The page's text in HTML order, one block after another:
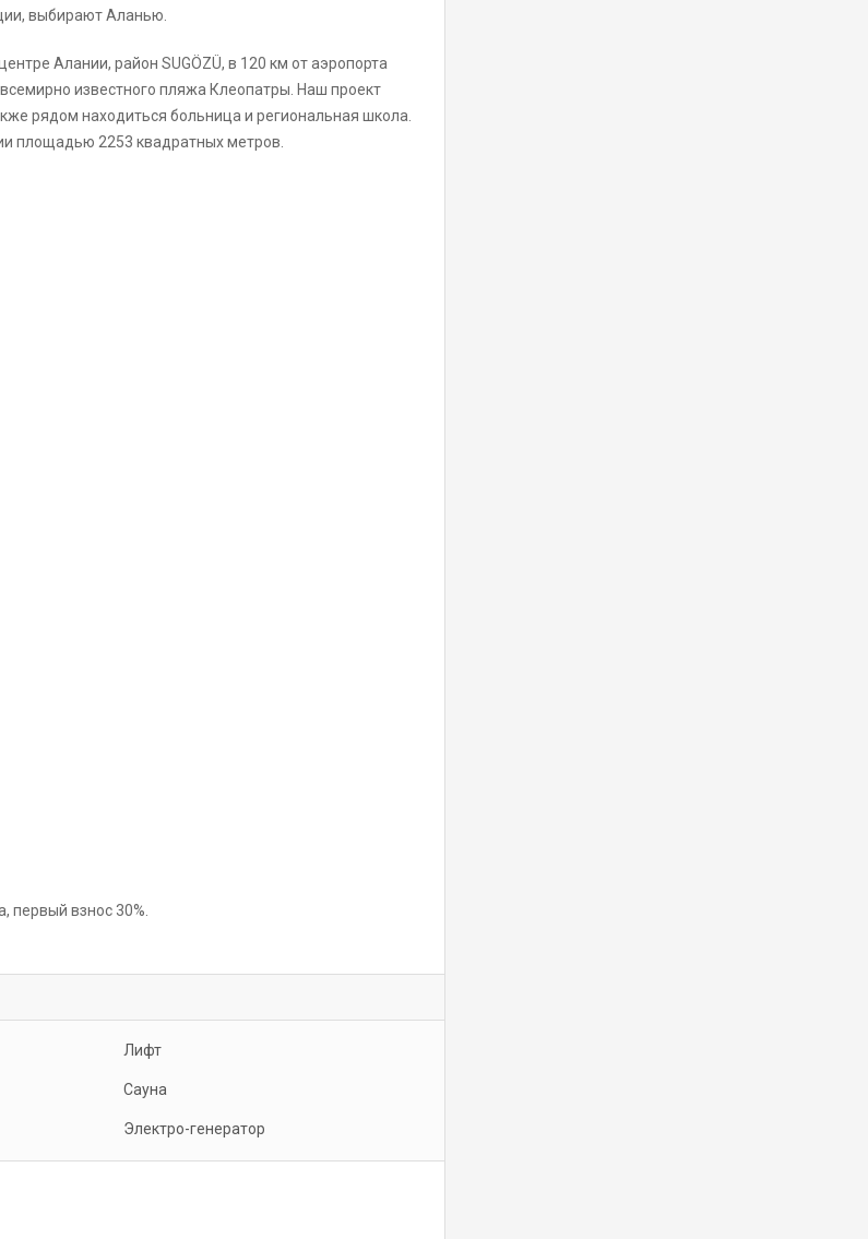
выбирают Аланью.
Алании, район SUGÖZÜ, в 120 км от аэропорта
известного пляжа Клеопатры. Наш проект
рядом находиться больница и региональная школа.
площадью 2253 квадратных метров.
первый взнос 30%.
Лифт
Сауна
Электро-генератор